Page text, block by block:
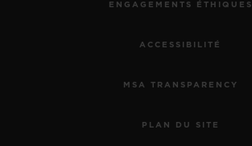
ENGAGEMENTS ÉTHIQUES
ACCESSIBILITÉ
MSA TRANSPARENCY
PLAN DU SITE